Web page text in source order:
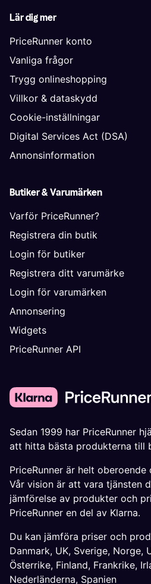
Lär dig mer
PriceRunner konto
Vanliga frågor
Trygg onlineshopping
Villkor & dataskydd
Cookie-inställningar
Digital Services Act (DSA)
Annonsinformation
Butiker & Varumärken
Varför PriceRunner?
Registrera din butik
Login för butiker
Registrera ditt varumärke
Login för varumärken
Annonsering
Widgets
PriceRunner API
Sedan 1999 har PriceRunner
att hitta bästa produkterna till
PriceRunner är helt
Vår vision är att vara tjänsten
jämförelse av produkter och
PriceRunner en del av Klarna.
Du kan jämföra priser och
Danmark, UK, Sverige, Norge,
Österrike, Finland, Frankrike,
Nederländerna, Spanien